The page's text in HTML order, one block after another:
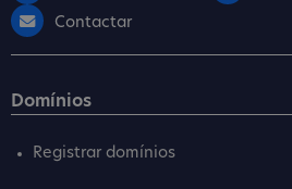
Contactar
Domínios
Registrar domínios